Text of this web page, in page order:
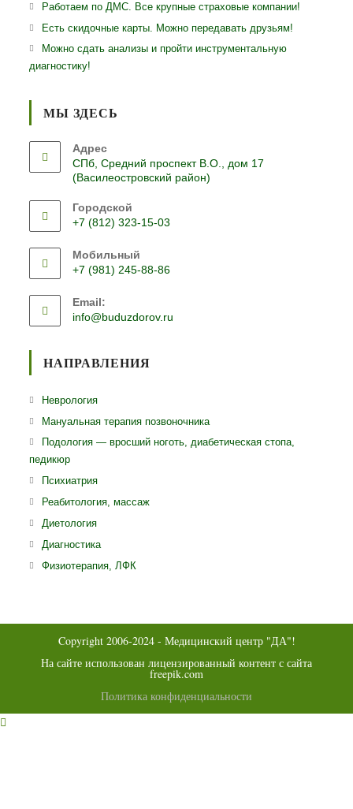
Работаем по ДМС. Все крупные страховые компании!
Есть скидочные карты. Можно передавать друзьям!
Можно сдать анализы и пройти инструментальную
диагностику!
МЫ ЗДЕСЬ
Адрес
СПб, Средний проспект В.О., дом 17
(Василеостровский район)
Городской
+7 (812) 323-15-03
в
вашем
Мобильный
+7 (981) 245-88-86
в
вашем
Email:
info@buduzdorov.ru
НАПРАВЛЕНИЯ
НеврологияОткроется
в
Мануальная терапия позвоночникаОткроется
в
Подология — вросший ноготь, диабетическая стопа,
педикюр
ПсихиатрияОткроется
в
Реабитология, массажОткроется
ДиетологияОткроется
в
новой
ДиагностикаОткроется
в
Физиотерапия, ЛФК
Copyright 2006-2024 - Медицинский центр "ДА"!
На сайте использован лицензированный контент с сайта
freepik.com
Политика конфиденциальности